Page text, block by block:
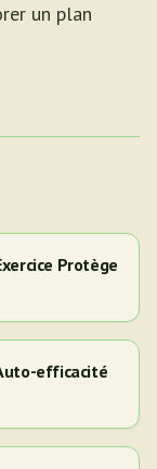
un plan
Protège
efficacité